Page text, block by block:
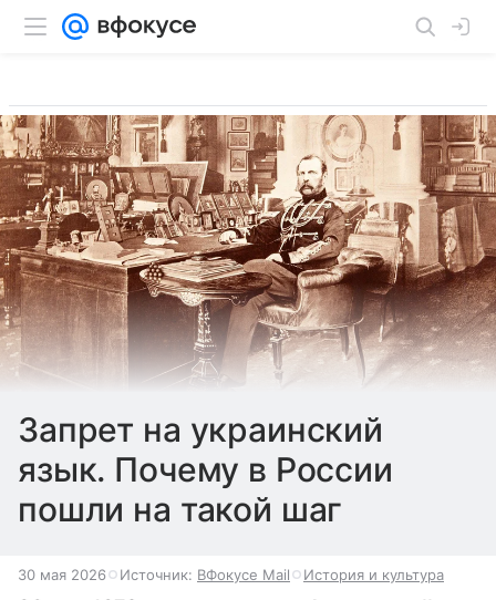
Запрет на украинский
язык. Почему в России
пошли на такой шаг
30 мая 2026 Источник: ВФокусе Mail История и культура